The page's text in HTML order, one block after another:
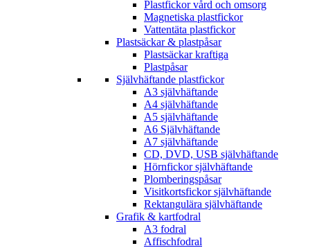
Plastfickor vård och omsorg
Magnetiska plastfickor
Vattentäta plastfickor
Plastsäckar & plastpåsar
Plastsäckar kraftiga
Plastpåsar
Självhäftande plastfickor
A3 självhäftande
A4 självhäftande
A5 självhäftande
A6 Självhäftande
A7 självhäftande
CD, DVD, USB självhäftande
Hörnfickor självhäftande
Plomberingspåsar
Visitkortsfickor självhäftande
Rektangulära självhäftande
Grafik & kartfodral
A3 fodral
Affischfodral